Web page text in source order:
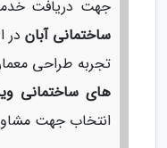
جهت دریافت
ساختمانی آبان در
تجربه طراحی
های ساختمانی
انتخاب جهت